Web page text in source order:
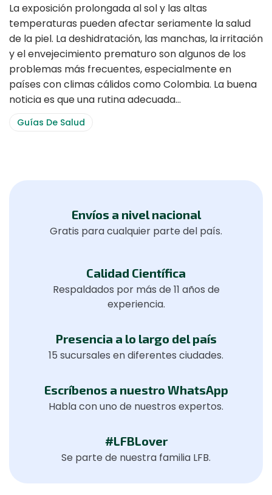
La exposición prolongada al sol y las altas
temperaturas pueden afectar seriamente la salud
de la piel. La deshidratación, las manchas, la irritación
y el envejecimiento prematuro son algunos de los
problemas más frecuentes, especialmente en
países con climas cálidos como Colombia. La buena
noticia es que una rutina adecuada…
Guías De Salud
Envíos a nivel nacional
Gratis para cualquier parte del país.
Calidad Científica
Respaldados por más de 11 años de
experiencia.
Presencia a lo largo del país
15 sucursales en diferentes ciudades.
Escríbenos a nuestro WhatsApp
Habla con uno de nuestros expertos.
#LFBLover
Se parte de nuestra familia LFB.